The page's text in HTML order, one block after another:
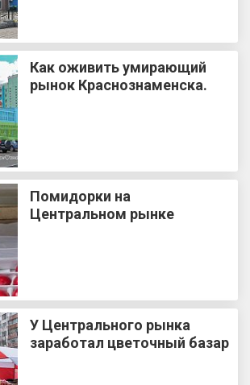
Как оживить умирающий
рынок Краснознаменска.
Помидорки на
Центральном рынке
У Центрального рынка
заработал цветочный базар